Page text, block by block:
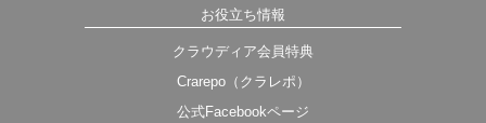
お役立ち情報
クラウディア会員特典
Crarepo（クラレポ）
公式Facebookページ